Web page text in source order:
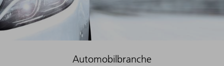
Automobilbranche